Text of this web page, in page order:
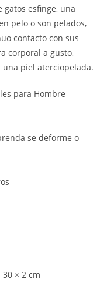
esfinge, una
pelo o son pelados,
contacto con sus
corporal a gusto,
piel aterciopelada.
para Hombre
se deforme o
30 × 2 cm